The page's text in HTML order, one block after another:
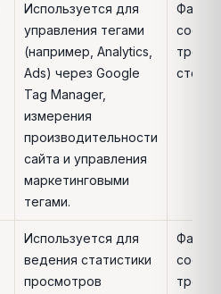
Используется для
управления тегами
(например, Analytics,
Ads) через Google
Tag Manager,
измерения
производительности
сайта и управления
маркетинговыми
тегами.
Файл
cookie
Используется для
ведения статистики
просмотров
Файл
cookie